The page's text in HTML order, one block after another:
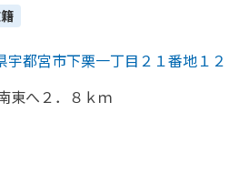
宇都宮市下栗一丁目２１番地１２
東へ ２． ８ｋｍ